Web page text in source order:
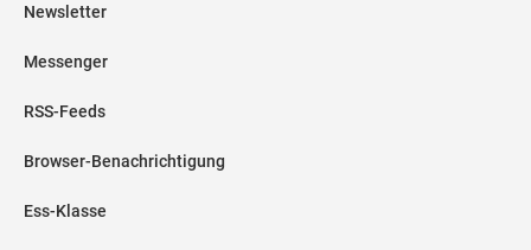
Newsletter
Messenger
RSS-Feeds
Browser-Benachrichtigung
Ess-Klasse